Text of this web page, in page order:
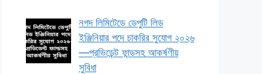
নগদ লিমিটেডে ডেপুটি লিড
ইঞ্জিনিয়ার পদে চাকরির সুযোগ ২০২৬
—প্রভিডেন্ট ফান্ডসহ আকর্ষণীয়
সুবিধা